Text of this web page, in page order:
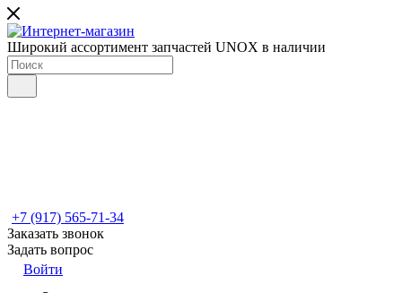
Широкий ассортимент запчастей UNOX в наличии
+7 (917) 565-71-34
Заказать звонок
Задать вопрос
Войти